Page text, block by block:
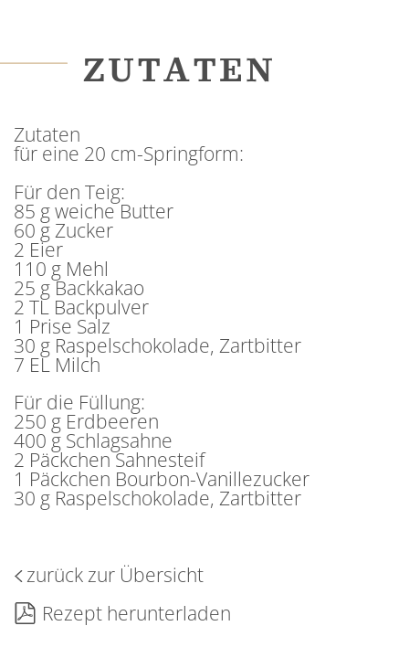
ZUTATEN
Zutaten
für eine 20 cm-Springform:
Für den Teig:
85 g weiche Butter
60 g Zucker
2 Eier
110 g Mehl
25 g Backkakao
2 TL Backpulver
1 Prise Salz
30 g Raspelschokolade, Zartbitter
7 EL Milch
Für die Füllung:
250 g Erdbeeren
400 g Schlagsahne
2 Päckchen Sahnesteif
1 Päckchen Bourbon-Vanillezucker
30 g Raspelschokolade, Zartbitter
zurück zur Übersicht
Rezept herunterladen